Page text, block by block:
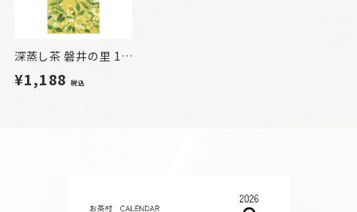
深蒸し茶 磐井の里 100g
¥1,188税込